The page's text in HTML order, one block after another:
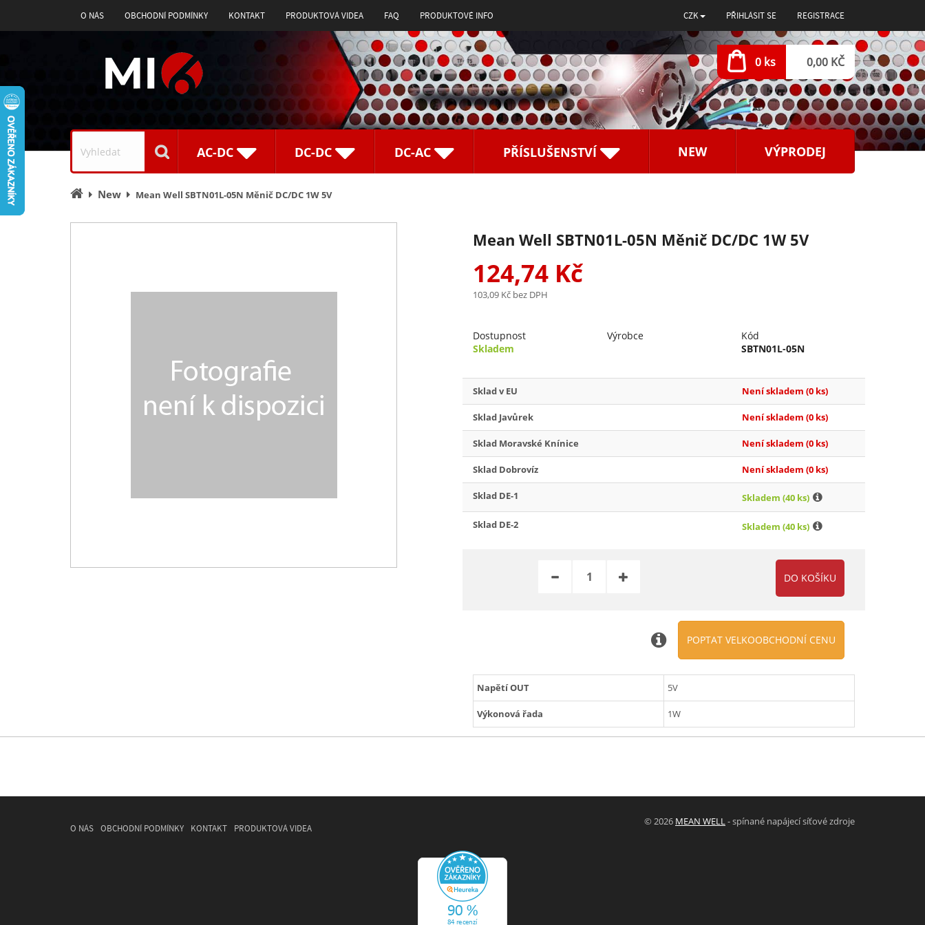
O NÁS OBCHODNÍ PODMÍNKY KONTAKT PRODUKTOVÁ VIDEA FAQ PRODUKTOVÉ INFO CZK PŘIHLÁSIT SE REGISTRACE
0 ks 0,00 KČ
Vyhledávání
AC-DC DC-DC DC-AC PŘÍSLUŠENSTVÍ NEW VÝPRODEJ
Úvodní
New Mean Well SBTN01L-05N Měnič DC/DC 1W 5V
Mean Well SBTN01L-05N Měnič DC/DC 1W 5V
124,74 Kč
103,09 Kč bez DPH
Dostupnost
Skladem
Výrobce
Kód
SBTN01L-05N
Sklad v EU Není skladem (0 ks)
Sklad Javůrek Není skladem (0 ks)
Sklad Moravské Knínice Není skladem (0 ks)
Sklad Dobrovíz Není skladem (0 ks)
Sklad DE-1 Skladem (40 ks)
Sklad DE-2 Skladem (40 ks)
POPTAT VELKOOBCHODNÍ CENU
Napětí OUT 5V
Výkonová řada 1W
O NÁS OBCHODNÍ PODMÍNKY KONTAKT PRODUKTOVÁ VIDEA
© 2026 MEAN WELL - spínané napájecí síťové zdroje